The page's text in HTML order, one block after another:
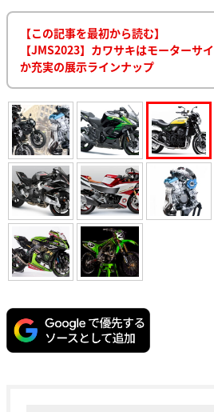
【この記事を最初から読む】
【JMS2023】カワサキはモーターサ
か充実の展示ラインナップ